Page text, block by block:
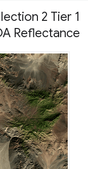
2 Tier 1
Reflectance